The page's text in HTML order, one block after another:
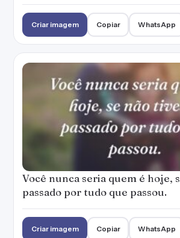
Criar imagem Copiar WhatsApp
Você nunca seria quem é hoje,
passado por tudo que passou.
Criar imagem Copiar WhatsApp